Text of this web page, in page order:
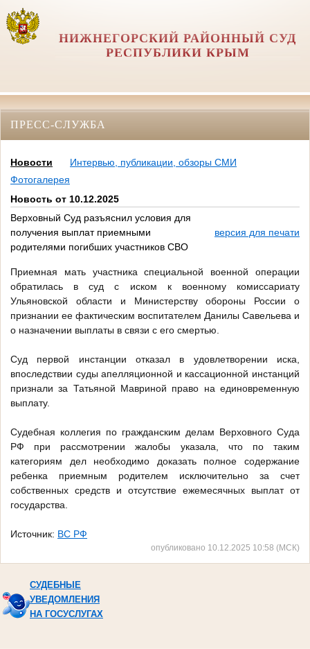
НИЖНЕГОРСКИЙ РАЙОННЫЙ СУД
РЕСПУБЛИКИ КРЫМ
ПРЕСС-СЛУЖБА
Новости
Интервью, публикации, обзоры СМИ
Фотогалерея
Новость от 10.12.2025
Верховный Суд разъяснил условия для
получения выплат приемными
родителями погибших участников СВО
версия для печати
Приемная мать участника специальной военной операции
обратилась в суд с иском к военному комиссариату
Ульяновской области и Министерству обороны России о
признании ее фактическим воспитателем Данилы Савельева и
о назначении выплаты в связи с его смертью.
Суд первой инстанции отказал в удовлетворении иска,
впоследствии суды апелляционной и кассационной инстанций
признали за Татьяной Мавриной право на единовременную
выплату.
Судебная коллегия по гражданским делам Верховного Суда
РФ при рассмотрении жалобы указала, что по таким
категориям дел необходимо доказать полное содержание
ребенка приемным родителем исключительно за счет
собственных средств и отсутствие ежемесячных выплат от
государства.
Источник: ВС РФ
опубликовано 10.12.2025 10:58 (МСК)
СУДЕБНЫЕ
УВЕДОМЛЕНИЯ
НА ГОСУСЛУГАХ